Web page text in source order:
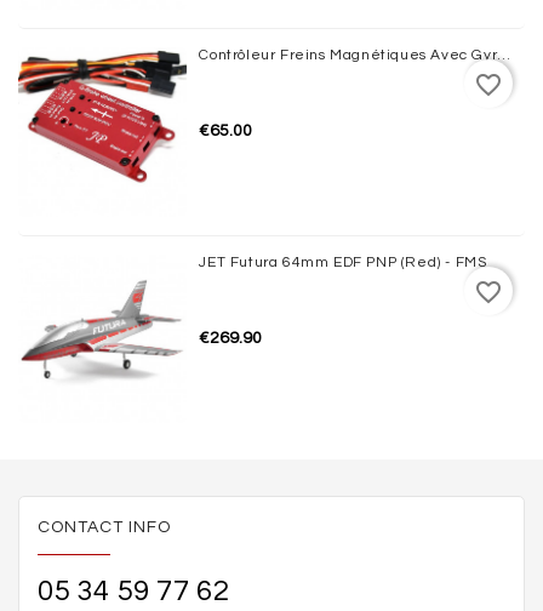
Contrôleur Freins Magnétiques Avec Gyro JP HOBBY
€65.00
favorite_border
JET Futura 64mm EDF PNP (Red) - FMS
€269.90
favorite_border
CONTACT INFO
05 34 59 77 62